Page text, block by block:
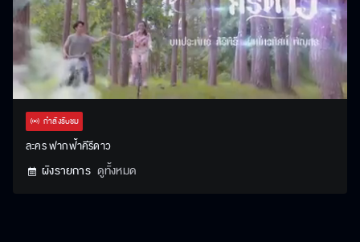
UnmuteStream Settings
กำลังรับชม
ละคร ฟากฟ้าคีรีดาว
ผังรายการ ดูทั้งหมด